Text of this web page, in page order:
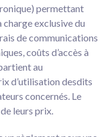
permettant
charge exclusive du
de communications
coûts d’accès à
au
d’utilisation desdits
concernés. Le
leurs prix.